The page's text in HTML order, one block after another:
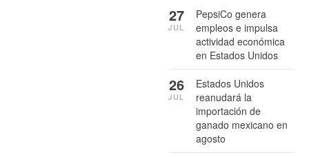
PepsiCo genera
empleos e impulsa
actividad económica
en Estados Unidos
27
JUL
Estados Unidos
reanudará la
importación de
ganado mexicano en
agosto
26
JUL